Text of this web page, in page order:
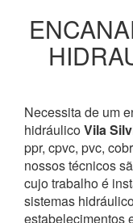
Necessita de um
hidráulicoVila
ppr, cpvc, pvc,
nossos técnicos
cujo trabalho é
sistemas
estabelecimentos